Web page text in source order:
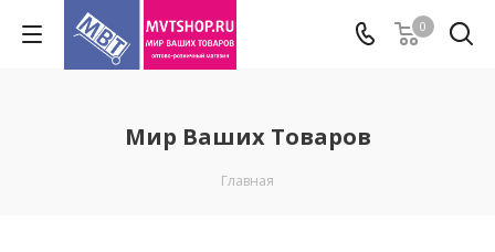
0
Мир Ваших Товаров
Главная